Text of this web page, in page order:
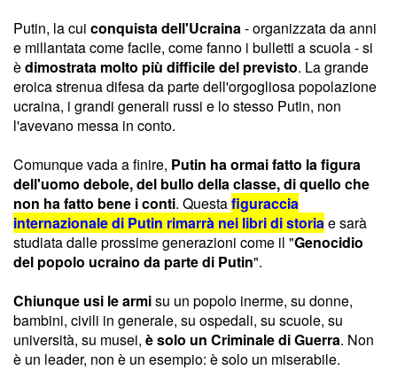
Putin, la cui conquista dell'Ucraina - organizzata da anni
e millantata come facile, come fanno i bulletti a scuola - si
èdimostrata molto più difficile del previsto. La grande
eroica strenua difesa da parte dell'orgogliosa popolazione
ucraina, i grandi generali russi e lo stesso Putin, non
l'avevano messa in conto.
Comunque vada a finire, Putin ha ormai fatto la figura
dell'uomo debole, del bullo della classe, di quello che
non ha fatto bene i conti. Questafiguraccia
internazionaledi Putin rimarrà nei libri di storia e sarà
studiata dalle prossime generazioni come il "Genocidio
del popolo ucraino da parte di Putin".
Chiunque usi le armisu un popolo inerme, su donne,
bambini, civili in generale, su ospedali, su scuole, su
università, su musei, è solo un Criminale di Guerra. Non
è un leader, non è un esempio: è solo un miserabile.